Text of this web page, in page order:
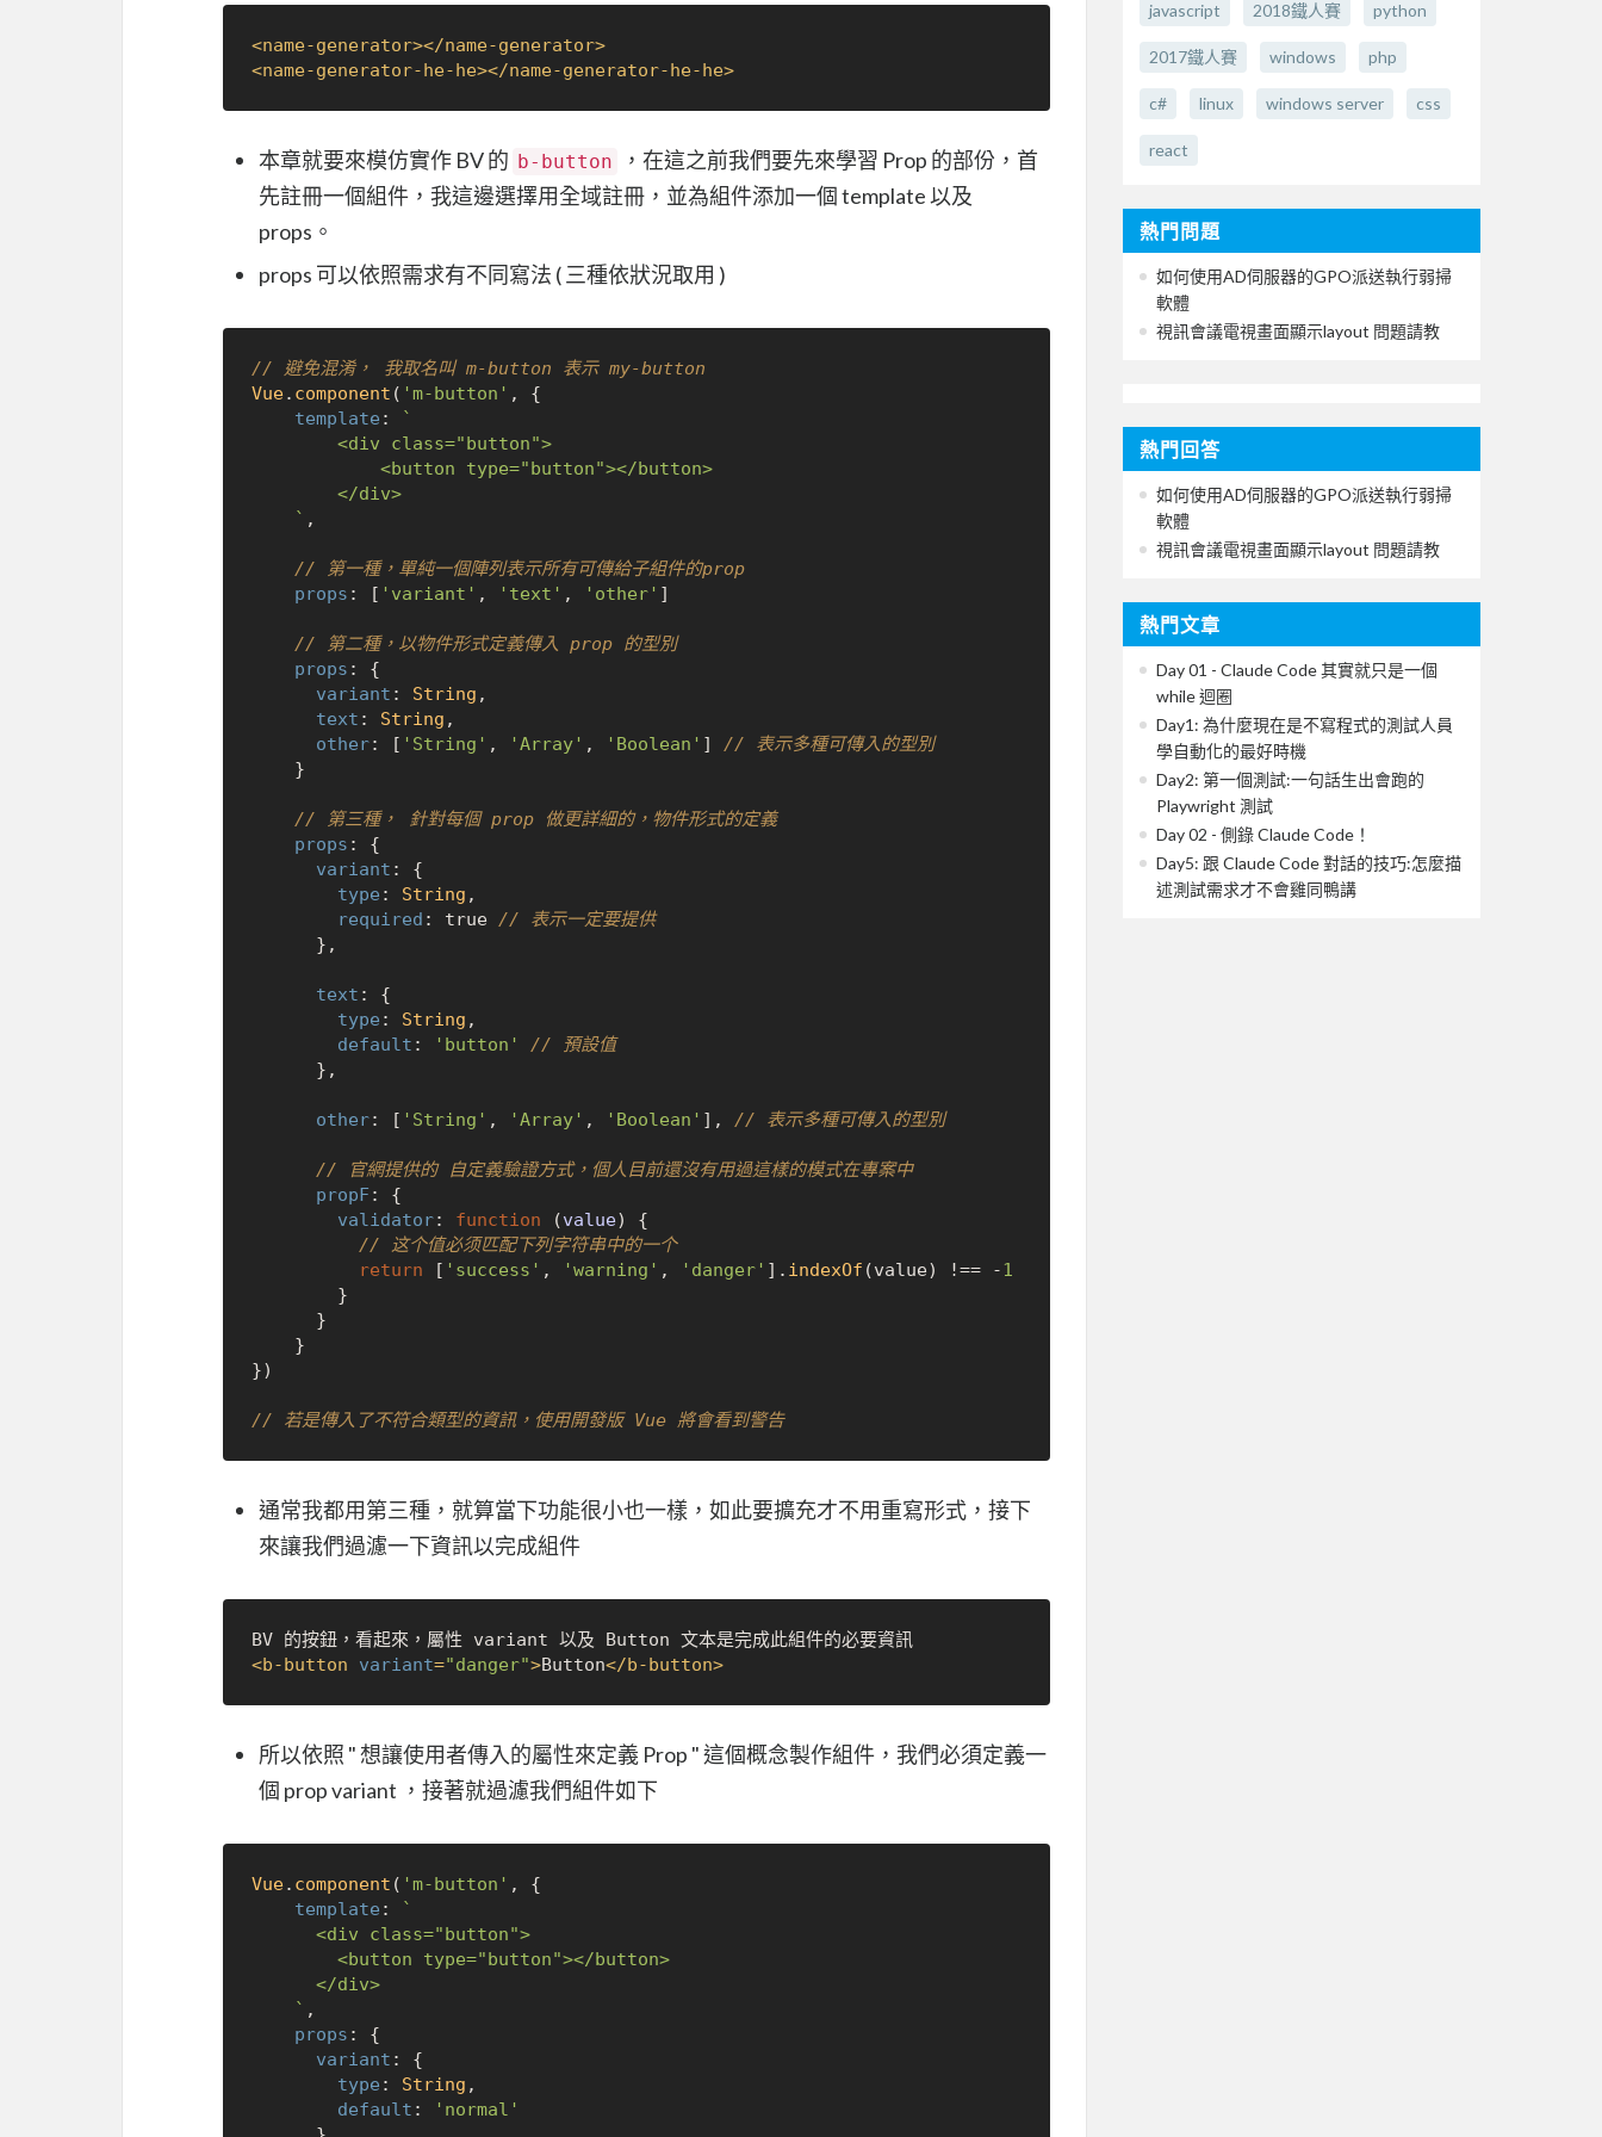
<name-generator></name-generator>
<name-generator-he-he></name-generator-he-he>
本章就要來模仿實作 BV 的 b-button
，在這之前我們要先來學習 Prop 的部份，首
先註冊一個組件，我這邊選擇用全域註冊，並為組件添加一個 template 以及
props。
props 可以依照需求有不同寫法 ( 三種依狀況取用 )
// 避免混淆， 我取名叫 m-button 表示 my-button
Vue. component ( 'm-button' , {
template :
`
	`
,
// 第一種，單純一個陣列表示所有可傳給子組件的prop
props : [ 'variant' , 'text' , 'other' ]
// 第二種，以物件形式定義傳入 prop 的型別
props : {
variant : String ,
text : String ,
other: [ 'String' , 'Array' , 'Boolean' ] // 表示多種可傳入的型別
// 第三種， 針對每個 prop 做更詳細的，物件形式的定義
props : {
variant : {
type : String ,
required : true // 表示一定要提供
text : {
type : String ,
default : 'button'
// 預設值
other: [ 'String' , 'Array' , 'Boolean' ], // 表示多種可傳入的型別
// 官網提供的 自定義驗證方式，個人目前還沒有用過這樣的模式在專案中
propF : {
validator: function (value) {
// 这个值必须匹配下列字符串中的一个
return [ 'success' , 'warning' , 'danger' ]. indexOf (value) !== -1
})
// 若是傳入了不符合類型的資訊，使用開發版 Vue 將會看到警告
通常我都用第三種，就算當下功能很小也一樣，如此要擴充才不用重寫形式，接下
來讓我們過濾一下資訊以完成組件
BV 的按鈕，看起來，屬性 variant 以及 Button 文本是完成此組件的必要資訊
<b-button variant="danger">Button</b-button>
所以依照 " 想讓使用者傳入的屬性來定義 Prop " 這個概念製作組件，我們必須定義一
個 prop variant ，接著就過濾我們組件如下
Vue. component ( 'm-button' , {
template :
`
    `
,
props : {
variant : {
type : String ,
default :
'normal'
javascript 2018鐵人賽 python
2017鐵人賽 windows php
c# linux windows server css
react
熱門問題
如何使用AD伺服器的GPO派送執行弱掃
軟體
視訊會議電視畫面顯示layout 問題請教
熱門回答
如何使用AD伺服器的GPO派送執行弱掃
軟體
視訊會議電視畫面顯示layout 問題請教
熱門文章
Day 01 - Claude Code 其實就只是一個
while 迴圈
Day1: 為什麼現在是不寫程式的測試人員
學自動化的最好時機
Day2: 第一個測試:一句話生出會跑的
Playwright 測試
Day 02 - 側錄 Claude Code！
Day5: 跟 Claude Code 對話的技巧:怎麼描
述測試需求才不會雞同鴨講